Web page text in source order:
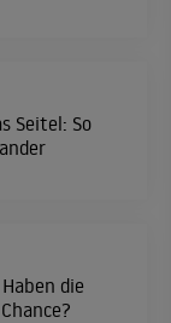
Seitel: So
die